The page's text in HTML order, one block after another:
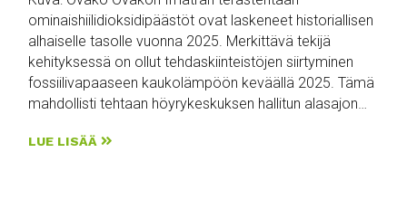
ominaishiilidioksidipäästöt ovat laskeneet historiallisen
alhaiselle tasolle vuonna 2025. Merkittävä tekijä
kehityksessä on ollut tehdaskiinteistöjen siirtyminen
fossiilivapaaseen kaukolämpöön keväällä 2025. Tämä
mahdollisti tehtaan höyrykeskuksen hallitun alasajon…
LUE LISÄÄ